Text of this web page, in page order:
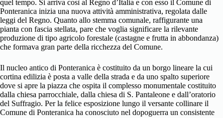
quel tempo. Si arriva così al Regno d’Italia e con esso il Comune di
Ponteranica inizia una nuova attività amministrativa, regolata dalle
leggi del Regno. Quanto allo stemma comunale, raffigurante una
pianta con fascia stellata, pare che voglia significare la rilevante
produzione di tipo agricolo forestale (castagne e frutta in abbondanza)
che formava gran parte della ricchezza del Comune.
Il nucleo antico di Ponteranica è costituito da un borgo lineare la cui
cortina edilizia è posta a valle della strada e da uno spalto superiore
dove si apre la piazza che ospita il complesso monumentale costituito
dalla chiesa parrocchiale, dalla chiesa di S. Pantaleone e dall’oratorio
del Suffragio. Per la felice esposizione lungo il versante collinare il
Comune di Ponteranica ha conosciuto nel dopoguerra un consistente